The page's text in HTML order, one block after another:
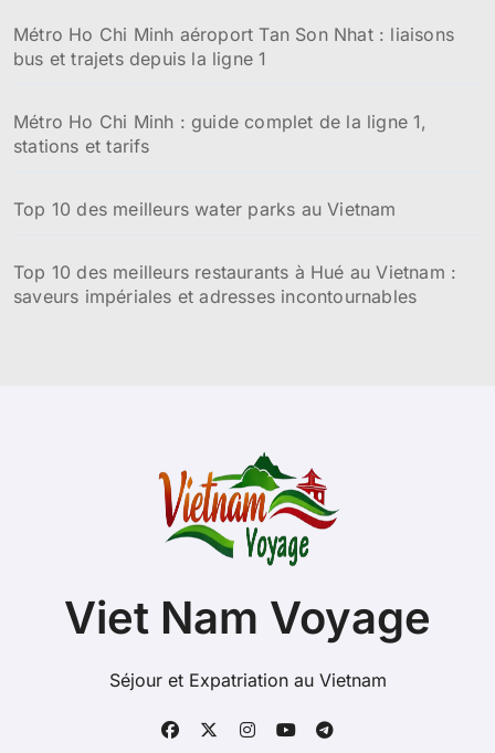
Métro Ho Chi Minh aéroport Tan Son Nhat : liaisons
bus et trajets depuis la ligne 1
Métro Ho Chi Minh : guide complet de la ligne 1,
stations et tarifs
Top 10 des meilleurs water parks au Vietnam
Top 10 des meilleurs restaurants à Hué au Vietnam :
saveurs impériales et adresses incontournables
Viet Nam Voyage
Séjour et Expatriation au Vietnam